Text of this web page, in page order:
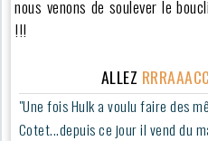
nous venons de soulever le
!!!
ALLEZ
"Une fois Hulk a voulu faire des
Cotet...depuis ce jour il vend du